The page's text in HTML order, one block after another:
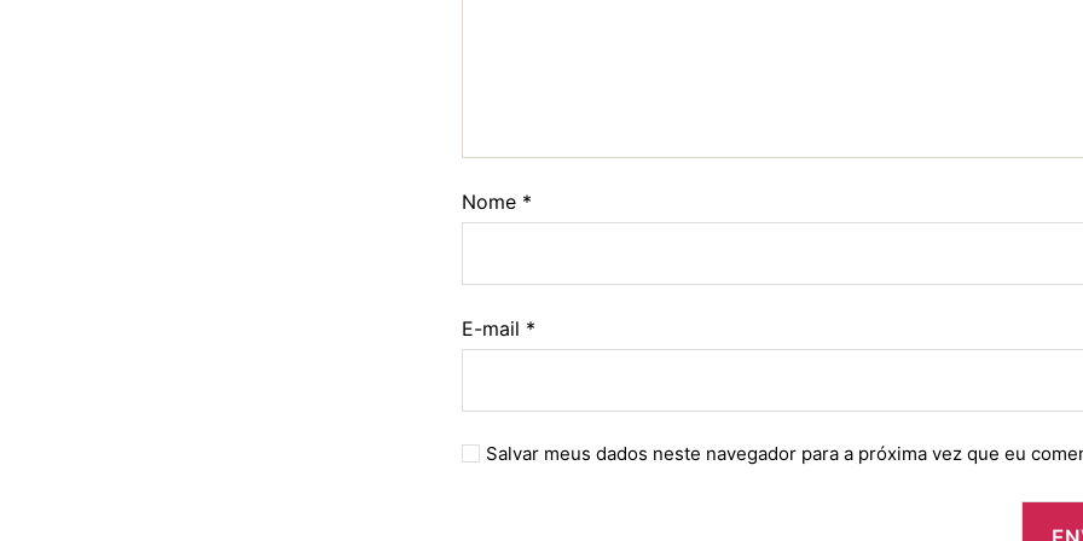
Nome *
E-mail *
Salvar meus dados neste navegador para a próxima vez que eu